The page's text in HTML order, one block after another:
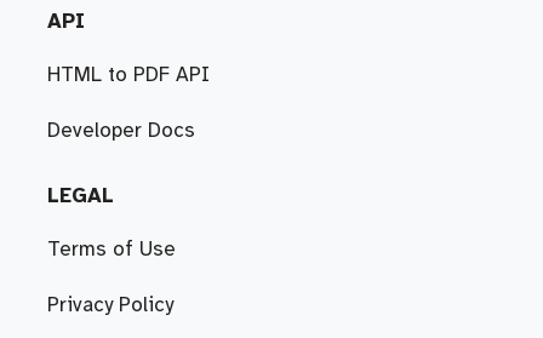
API
HTML to PDF API
Developer Docs
LEGAL
Terms of Use
Privacy Policy